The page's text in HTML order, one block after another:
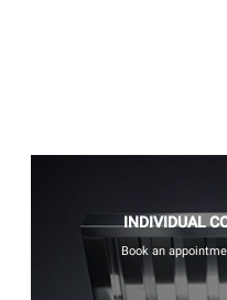
INDIVIDUAL
Book an